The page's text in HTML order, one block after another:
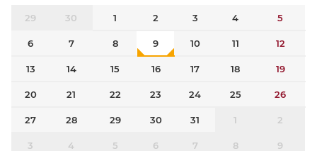
29 30 1 2 3 4 5
6 7 8 9 10 11 12
13 14 15 16 17 18 19
20 21 22 23 24 25 26
27 28 29 30 31 1 2
3 4 5 6 7 8 9